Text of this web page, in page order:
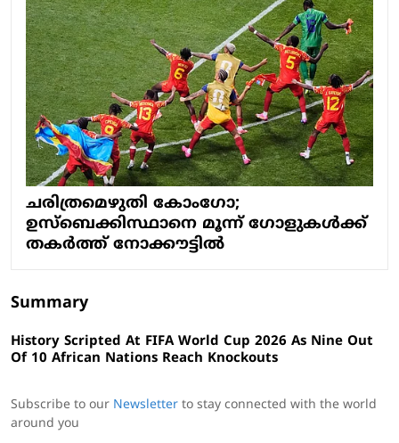
ചരിത്രമെഴുതി കോംഗോ;
ഉസ്‌ബെക്കിസ്ഥാനെ മൂന്ന് ഗോളുകള്‍ക്ക്
തകര്‍ത്ത് നോക്കൗട്ടില്‍
Summary
History Scripted At FIFA World Cup 2026 As Nine Out
Of 10 African Nations Reach Knockouts
Subscribe to our Newsletter to stay connected with the world
around you